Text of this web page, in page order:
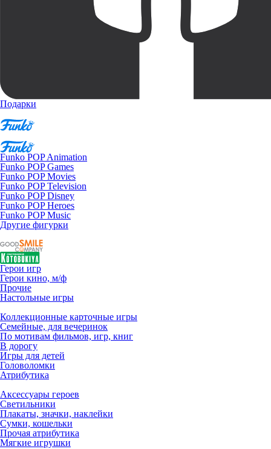
Подарки
Funko POP Animation
Funko POP Games
Funko POP Movies
Funko POP Television
Funko POP Disney
Funko POP Heroes
Funko POP Music
Другие фигурки
Герои игр
Герои кино, м/ф
Прочие
Настольные игры
Коллекционные карточные игры
Семейные, для вечеринок
По мотивам фильмов, игр, книг
В дорогу
Игры для детей
Головоломки
Атрибутика
Аксессуары героев
Светильники
Плакаты, значки, наклейки
Сумки, кошельки
Прочая атрибутика
Мягкие игрушки